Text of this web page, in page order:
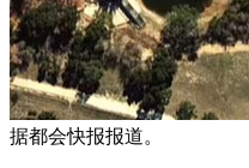
据都会快报报道。